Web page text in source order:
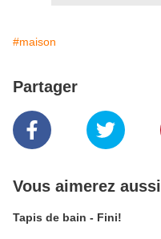
#maison
Partager
Vous aimerez aussi
Tapis de bain - Fini!